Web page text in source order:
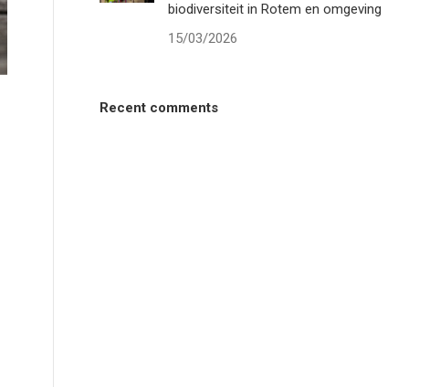
biodiversiteit in Rotem en omgeving
15/03/2026
Recent comments